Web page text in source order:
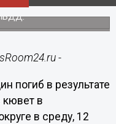
-
погиб в результате
в
в среду, 12